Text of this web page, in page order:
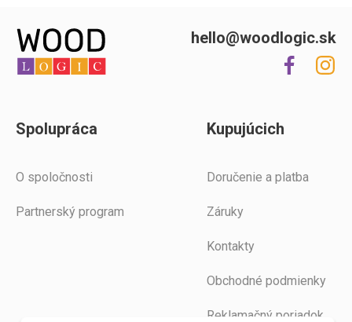
Spolupráca
O spoločnosti
Partnerský program
Kupujúcich
Doručenie a platba
Záruky
Kontakty
Obchodné podmienky
Reklamačný poriadok
hello@woodlogic.sk